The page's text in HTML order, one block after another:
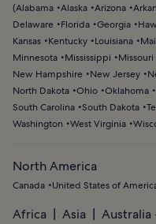
(Alabama Alaska Arizona
Delaware
Florida Georgia
Kansas
Kentucky Louisiana
Minnesota
Mississippi Missouri
New Hampshire
New Jersey
North Dakota Ohio Oklahoma
South Carolina South Dakota
Washington
West Virginia
North America
Canada United States of
Africa Asia
Australia